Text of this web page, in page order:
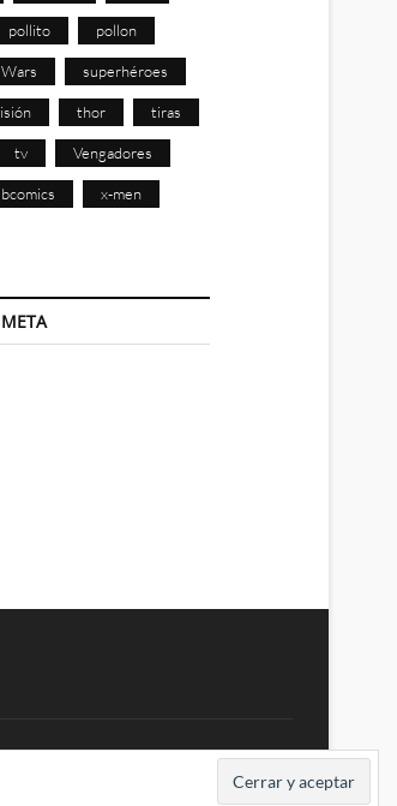
pollito pollon
superhéroes
thor tiras
tv Vengadores
x-men
META